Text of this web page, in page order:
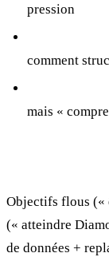
pression
comment
mais «
Objectifs flous («
(« atteindre
de données +